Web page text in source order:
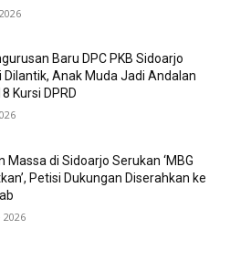
Baru DPC PKB Sidoarjo
Dilantik, Anak Muda Jadi Andalan
Kursi DPRD
Massa di Sidoarjo Serukan ‘MBG
Petisi Dukungan Diserahkan ke
2026